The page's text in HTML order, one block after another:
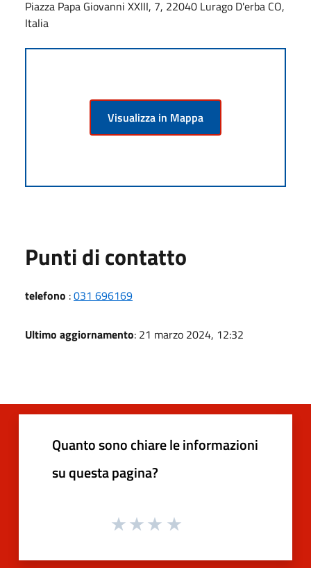
Piazza Papa Giovanni XXIII, 7, 22040 Lurago D'erba CO,
Italia
Visualizza in Mappa
Punti di contatto
telefono :031 696169
Ultimo aggiornamento: 21 marzo 2024, 12:32
Quanto sono chiare le informazioni
su questa pagina?